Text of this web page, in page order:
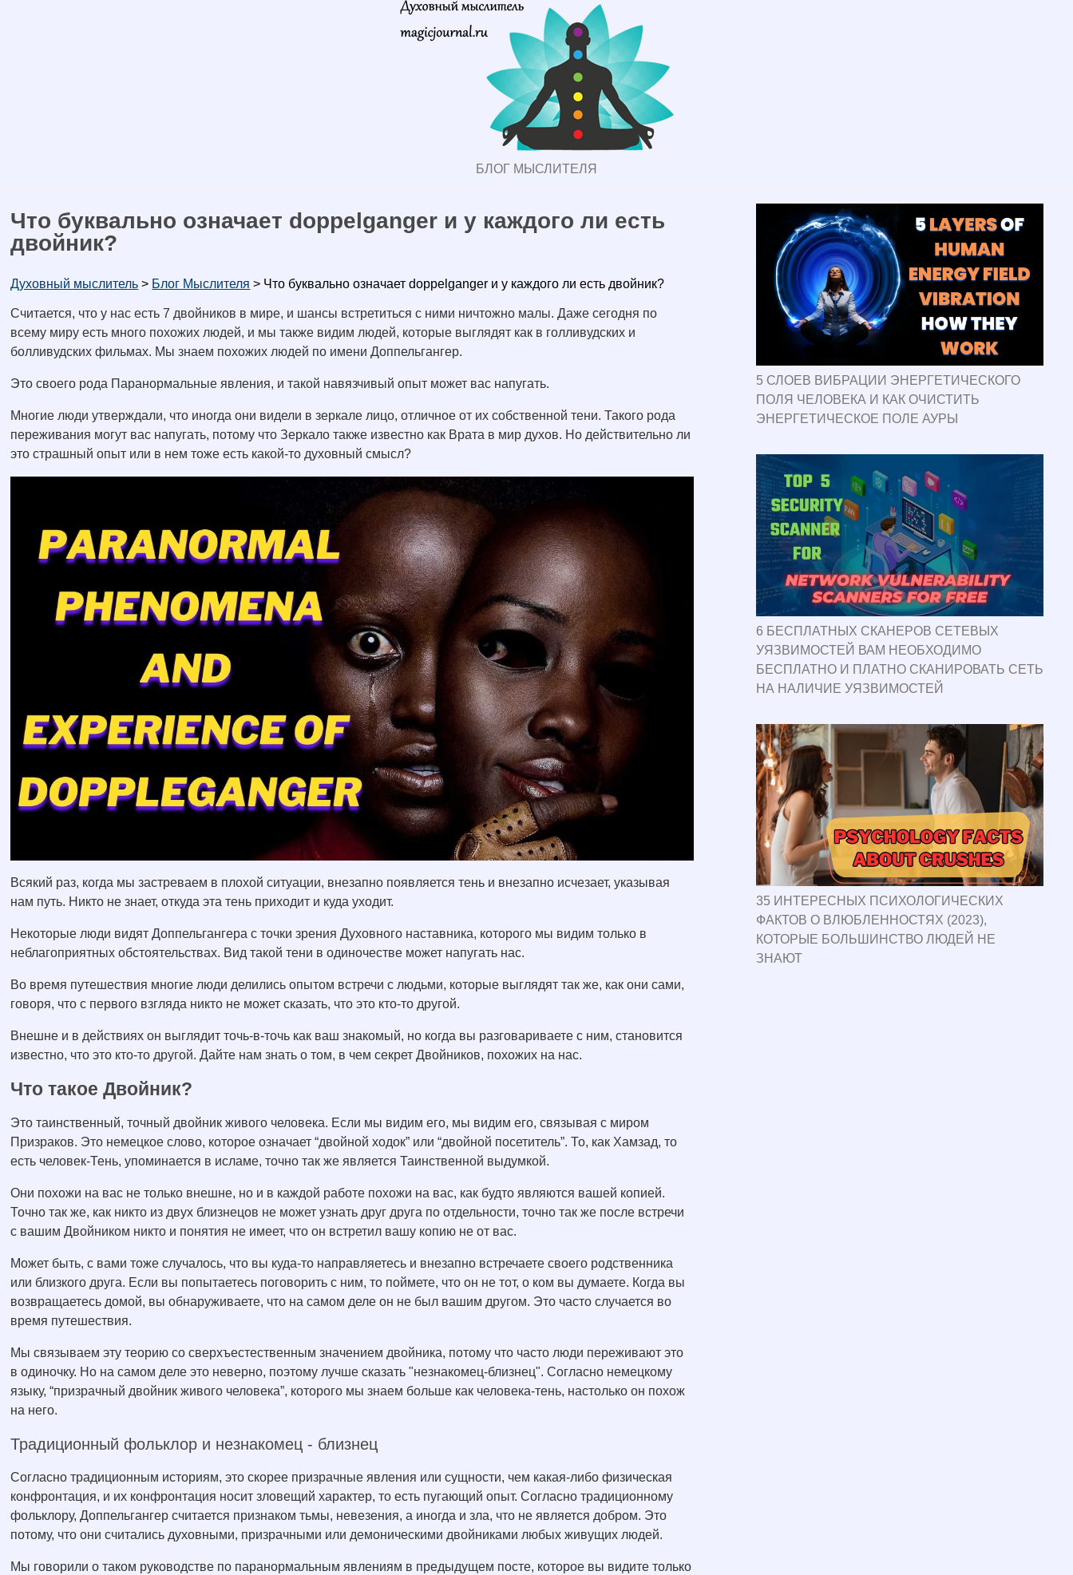
БЛОГ МЫСЛИТЕЛЯ
Что буквально означает doppelganger и у каждого ли есть
двойник?
Духовный мыслитель > Блог Мыслителя > Что буквально означает doppelganger и у каждого ли есть двойник?
Считается, что у нас есть 7 двойников в мире, и шансы встретиться с ними ничтожно малы. Даже сегодня по
всему миру есть много похожих людей, и мы также видим людей, которые выглядят как в голливудских и
болливудских фильмах. Мы знаем похожих людей по имени Доппельгангер.
Это своего рода Паранормальные явления, и такой навязчивый опыт может вас напугать.
Многие люди утверждали, что иногда они видели в зеркале лицо, отличное от их собственной тени. Такого рода
переживания могут вас напугать, потому что Зеркало также известно как Врата в мир духов. Но действительно ли
это страшный опыт или в нем тоже есть какой-то духовный смысл?
Всякий раз, когда мы застреваем в плохой ситуации, внезапно появляется тень и внезапно исчезает, указывая
нам путь. Никто не знает, откуда эта тень приходит и куда уходит.
Некоторые люди видят Доппельгангера с точки зрения Духовного наставника, которого мы видим только в
неблагоприятных обстоятельствах. Вид такой тени в одиночестве может напугать нас.
Во время путешествия многие люди делились опытом встречи с людьми, которые выглядят так же, как они сами,
говоря, что с первого взгляда никто не может сказать, что это кто-то другой.
Внешне и в действиях он выглядит точь-в-точь как ваш знакомый, но когда вы разговариваете с ним, становится
известно, что это кто-то другой. Дайте нам знать о том, в чем секрет Двойников, похожих на нас.
Что такое Двойник?
Это таинственный, точный двойник живого человека. Если мы видим его, мы видим его, связывая с миром
Призраков. Это немецкое слово, которое означает “двойной ходок” или “двойной посетитель”. То, как Хамзад, то
есть человек-Тень, упоминается в исламе, точно так же является Таинственной выдумкой.
Они похожи на вас не только внешне, но и в каждой работе похожи на вас, как будто являются вашей копией.
Точно так же, как никто из двух близнецов не может узнать друг друга по отдельности, точно так же после встречи
с вашим Двойником никто и понятия не имеет, что он встретил вашу копию не от вас.
Может быть, с вами тоже случалось, что вы куда-то направляетесь и внезапно встречаете своего родственника
или близкого друга. Если вы попытаетесь поговорить с ним, то поймете, что он не тот, о ком вы думаете. Когда вы
возвращаетесь домой, вы обнаруживаете, что на самом деле он не был вашим другом. Это часто случается во
время путешествия.
Мы связываем эту теорию со сверхъестественным значением двойника, потому что часто люди переживают это
в одиночку. Но на самом деле это неверно, поэтому лучше сказать "незнакомец-близнец". Согласно немецкому
языку, “призрачный двойник живого человека”, которого мы знаем больше как человека-тень, настолько он похож
на него.
Традиционный фольклор и незнакомец - близнец
Согласно традиционным историям, это скорее призрачные явления или сущности, чем какая-либо физическая
конфронтация, и их конфронтация носит зловещий характер, то есть пугающий опыт. Согласно традиционному
фольклору, Доппельгангер считается признаком тьмы, невезения, а иногда и зла, что не является добром. Это
потому, что они считались духовными, призрачными или демоническими двойниками любых живущих людей.
Мы говорили о таком руководстве по паранормальным явлениям в предыдущем посте, которое вы видите только
5 СЛОЕВ ВИБРАЦИИ ЭНЕРГЕТИЧЕСКОГО
ПОЛЯ ЧЕЛОВЕКА И КАК ОЧИСТИТЬ
ЭНЕРГЕТИЧЕСКОЕ ПОЛЕ АУРЫ
6 БЕСПЛАТНЫХ СКАНЕРОВ СЕТЕВЫХ
УЯЗВИМОСТЕЙ ВАМ НЕОБХОДИМО
БЕСПЛАТНО И ПЛАТНО СКАНИРОВАТЬ СЕТЬ
НА НАЛИЧИЕ УЯЗВИМОСТЕЙ
35 ИНТЕРЕСНЫХ ПСИХОЛОГИЧЕСКИХ
ФАКТОВ О ВЛЮБЛЕННОСТЯХ (2023),
КОТОРЫЕ БОЛЬШИНСТВО ЛЮДЕЙ НЕ
ЗНАЮТ